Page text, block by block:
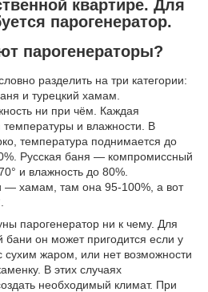
квартире. Для
парогенератор.
парогенераторы?
разделить на три категории:
и турецкий хамам.
ни при чём. Каждая
и влажности. В
температура поднимается до
Русская баня — компромиссный
и влажность до 80%.
— хамам, там она 95-100%, а вот
парогенератор ни к чему. Для
бани он может пригодится если у
сухим жаром, или нет возможности
В этих случаях
необходимый климат. При